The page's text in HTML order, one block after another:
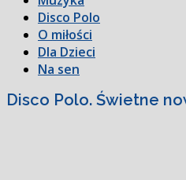
Disco Polo
O miłości
Dla Dzieci
Na sen
Disco Polo. Świetne